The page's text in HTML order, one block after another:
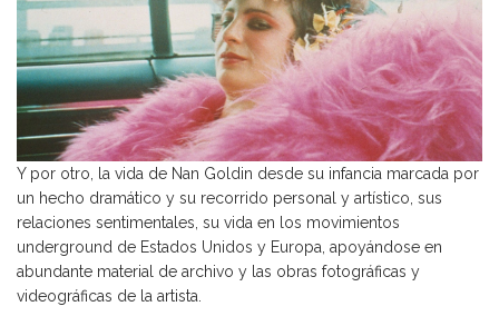
Y por otro, la vida de Nan Goldin desde su infancia marcada por
un hecho dramático y su recorrido personal y artístico, sus
relaciones sentimentales, su vida en los movimientos
underground de Estados Unidos y Europa, apoyándose en
abundante material de archivo y las obras fotográficas y
videográficas de la artista.